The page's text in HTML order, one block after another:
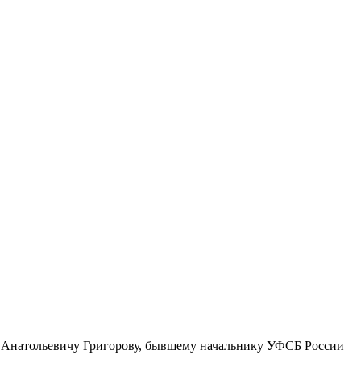
Григорову, бывшему начальнику УФСБ России